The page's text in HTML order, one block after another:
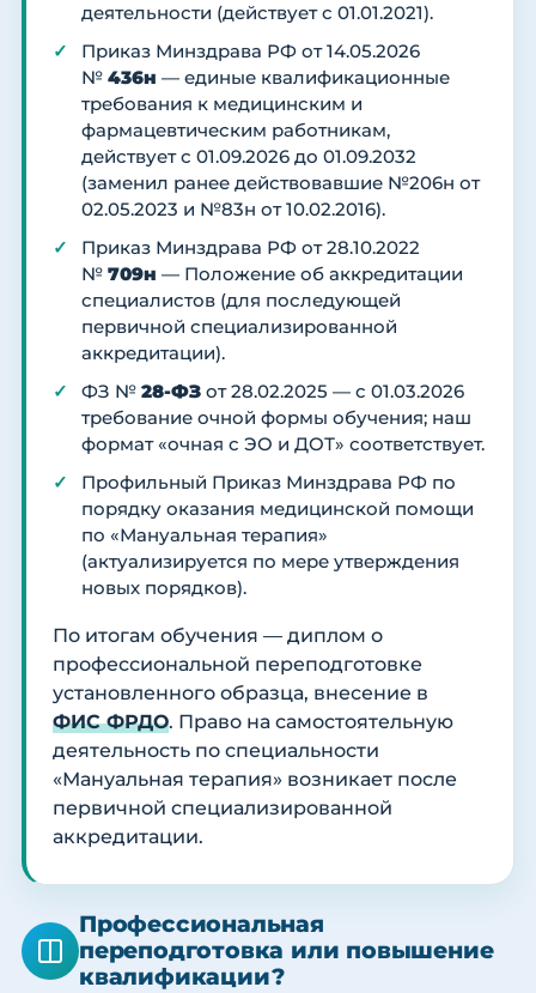
деятельности (действует с 01.01.2021).
Приказ Минздрава РФ от 14.05.2026
№ 436н — единые квалификационные
требования к медицинским и
фармацевтическим работникам,
действует с 01.09.2026 до 01.09.2032
(заменил ранее действовавшие №206н от
02.05.2023 и №83н от 10.02.2016).
Приказ Минздрава РФ от 28.10.2022
№ 709н — Положение об аккредитации
специалистов (для последующей
первичной специализированной
аккредитации).
ФЗ № 28-ФЗ от 28.02.2025 — с 01.03.2026
требование очной формы обучения; наш
формат «очная с ЭО и ДОТ» соответствует.
Профильный Приказ Минздрава РФ по
порядку оказания медицинской помощи
по «Мануальная терапия»
(актуализируется по мере утверждения
новых порядков).
По итогам обучения — диплом о
профессиональной переподготовке
установленного образца, внесение в
ФИС ФРДО. Право на самостоятельную
деятельность по специальности
«Мануальная терапия» возникает после
первичной специализированной
аккредитации.
Профессиональная
переподготовка или повышение
квалификации?